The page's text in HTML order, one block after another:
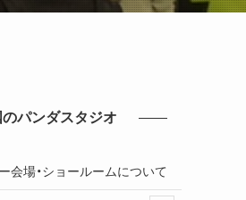
パンダスタジオ
会場・ショールームについて